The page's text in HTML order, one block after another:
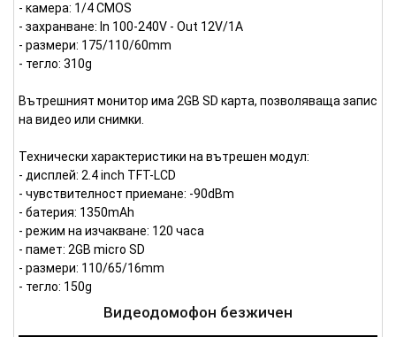
- камера: 1/4 CMOS
- захранване: In 100-240V - Out 12V/1A
- размери: 175/110/60mm
- тегло: 310g
Вътрешният монитор има 2GB SD карта, позволяваща запис
на видео или снимки.
Технически характеристики на вътрешен модул:
- дисплей: 2.4 inch TFT-LCD
- чувствителност приемане: -90dBm
- батерия: 1350mAh
- режим на изчакване: 120 часа
- памет: 2GB micro SD
- размери: 110/65/16mm
- тегло: 150g
Видеодомофон безжичен